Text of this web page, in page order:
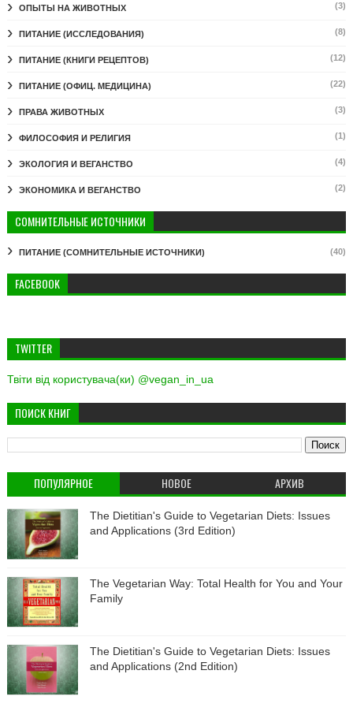
ОПЫТЫ НА ЖИВОТНЫХ (3)
ПИТАНИЕ (ИССЛЕДОВАНИЯ) (8)
ПИТАНИЕ (КНИГИ РЕЦЕПТОВ) (12)
ПИТАНИЕ (ОФИЦ. МЕДИЦИНА) (22)
ПРАВА ЖИВОТНЫХ (3)
ФИЛОСОФИЯ И РЕЛИГИЯ (1)
ЭКОЛОГИЯ И ВЕГАНСТВО (4)
ЭКОНОМИКА И ВЕГАНСТВО (2)
СОМНИТЕЛЬНЫЕ ИСТОЧНИКИ
ПИТАНИЕ (СОМНИТЕЛЬНЫЕ ИСТОЧНИКИ) (40)
FACEBOOK
TWITTER
Твіти від користувача(ки) @vegan_in_ua
ПОИСК КНИГ
ПОПУЛЯРНОЕ НОВОЕ АРХИВ
The Dietitian's Guide to Vegetarian Diets: Issues
and Applications (3rd Edition)
The Vegetarian Way: Total Health for You and Your
Family
The Dietitian's Guide to Vegetarian Diets: Issues
and Applications (2nd Edition)